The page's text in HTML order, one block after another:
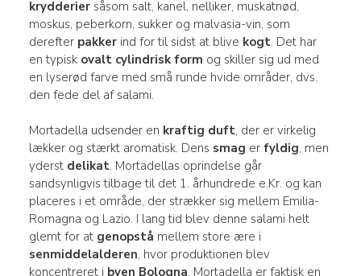
krydderiersåsom salt, kanel, nelliker, muskatnød,
moskus, peberkorn, sukker og malvasia-vin, som
derefter pakkerind for til sidst at blive kogt. Det har
en typisk ovalt cylindrisk form og skiller sig ud med
en lyserød farve med små runde hvide områder, dvs.
den fede del af salami.
Mortadella udsender en kraftig duft, der er virkelig
lækker og stærkt aromatisk. Dens smag er fyldig, men
yderst delikat. Mortadellas oprindelse går
sandsynligvis tilbage til det 1. århundrede e.Kr. og kan
placeres i et område, der strækker sig mellem Emilia-
Romagna og Lazio. I lang tid blev denne salami helt
glemt for at genopstå mellem store ære i
senmiddelalderen, hvor produktionen blev
koncentreret i byen Bologna. Mortadella er faktisk en